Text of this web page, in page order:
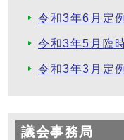
令和3年6月定
令和3年5月臨
令和3年3月定
議会事務局